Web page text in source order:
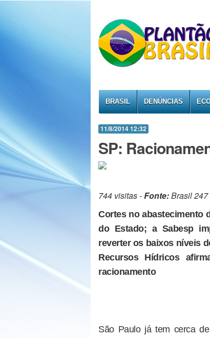
BRASIL DENÚNCIAS
11/8/2014 12:32
SP:
744 visitas -Fonte:Brasil 247
Cortes no abastecimento
do Estado; a Sabesp
reverter os baixos níveis
Recursos Hídricos
racionamento
São Paulo já tem cerca